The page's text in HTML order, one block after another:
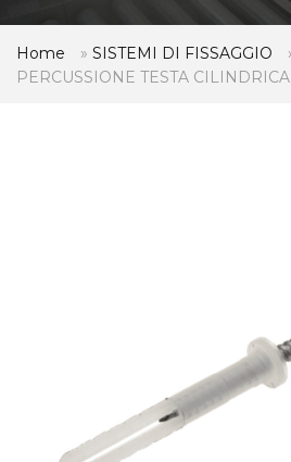
Home » SISTEMI DI FISSAGGIO
PERCUSSIONE TESTA CILINDRICA